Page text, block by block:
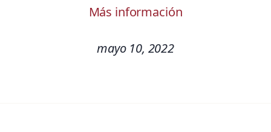
Más información
mayo 10, 2022